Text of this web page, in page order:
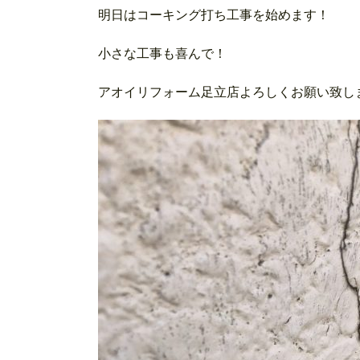
明日はコーキング打ち工事を始めます！
小さな工事も喜んで！
アオイリフォーム足立店よろしくお願い致し